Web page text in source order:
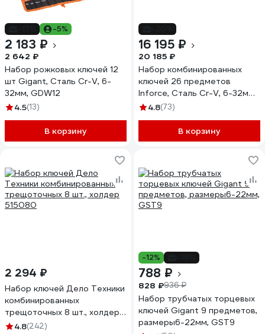
-5%
2 183 ₽
2 642 ₽
Набор рожковых ключей 12
шт Gigant, Сталь Cr-V, 6-
32мм, GDW12
4.5(13)
В корзину
16 195 ₽
20 185 ₽
Набор комбинированных
ключей 26 предметов
Inforce, Сталь Cr-V, 6-32мм,
06-05-32
4.8(73)
В корзину
2 294 ₽
Набор ключей Дело Техники
комбинированных
трещоточных 8 шт., холдер
515080
4.8(242)
-12%
788 ₽
828 ₽936 ₽
Набор трубчатых торцевых
ключей Gigant 9 предметов,
размеры6-22мм, GST9